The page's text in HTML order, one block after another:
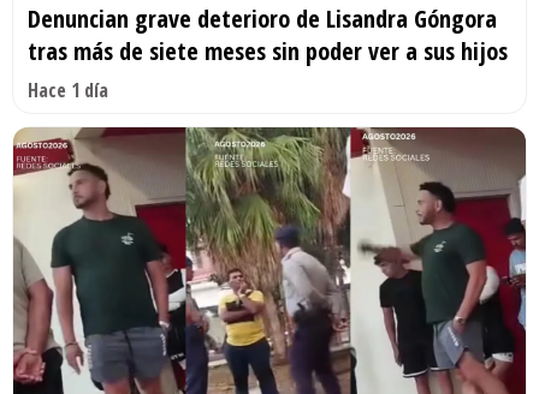
Denuncian grave deterioro de Lisandra Góngora
tras más de siete meses sin poder ver a sus hijos
Hace 1 día